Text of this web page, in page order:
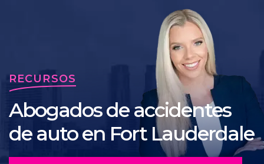
RECURSOS
Abogados de accidentes
de auto en Fort Lauderdale